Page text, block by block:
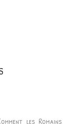
les Romains